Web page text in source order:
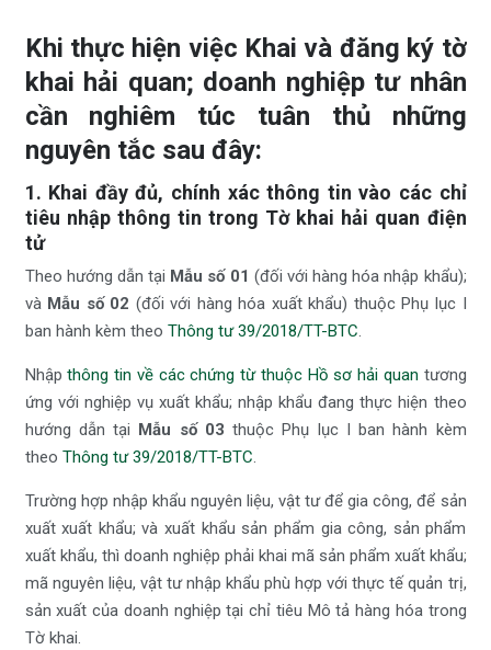
Khi thực hiện việc Khai và đăng ký tờ
khai hải quan; doanh nghiệp tư nhân
cần nghiêm túc tuân thủ những
nguyên tắc sau đây:
1. Khai đầy đủ, chính xác thông tin vào các chỉ
tiêu nhập thông tin trong Tờ khai hải quan điện
tử
Theo hướng dẫn tại Mẫu số 01 (đối với hàng hóa nhập khẩu);
và Mẫu số 02 (đối với hàng hóa xuất khẩu) thuộc Phụ lục I
ban hành kèm theo Thông tư 39/2018/TT-BTC.
Nhậpthông tin về các chứng từ thuộc Hồ sơ hải quan tương
ứng với nghiệp vụ xuất khẩu; nhập khẩu đang thực hiện theo
hướng dẫn tại Mẫu số 03 thuộc Phụ lục I ban hành kèm
theo Thông tư 39/2018/TT-BTC.
Trường hợp nhập khẩu nguyên liệu, vật tư để gia công, để sản
xuất xuất khẩu; và xuất khẩu sản phẩm gia công, sản phẩm
xuất khẩu, thì doanh nghiệp phải khai mã sản phẩm xuất khẩu;
mã nguyên liệu, vật tư nhập khẩu phù hợp với thực tế quản trị,
sản xuất của doanh nghiệp tại chỉ tiêu Mô tả hàng hóa trong
Tờ khai.